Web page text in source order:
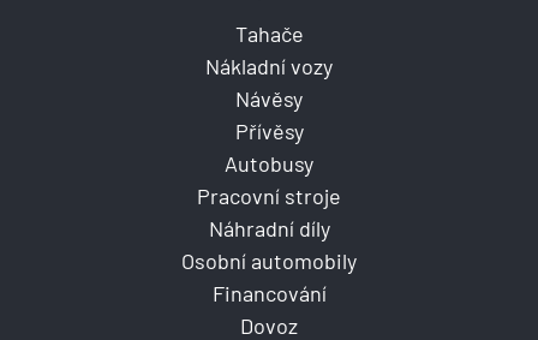
Tahače
Nákladní vozy
Návěsy
Přívěsy
Autobusy
Pracovní stroje
Náhradní díly
Osobní automobily
Financování
Dovoz